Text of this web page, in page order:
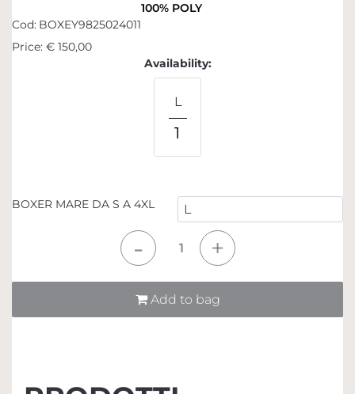
100% POLY
Cod: BOXEY9825024011
Price: € 150,00
Availability:
L
1
BOXER MARE DA S A 4XL
Add to bag